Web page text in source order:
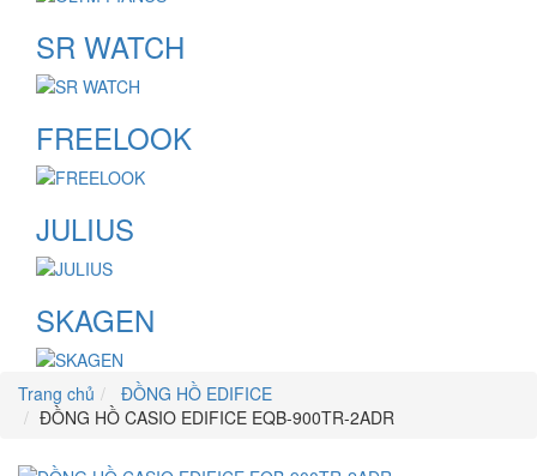
SR WATCH
FREELOOK
JULIUS
SKAGEN
Trang chủ
ĐỒNG HỒ EDIFICE
ĐỒNG HỒ CASIO EDIFICE EQB-900TR-2ADR